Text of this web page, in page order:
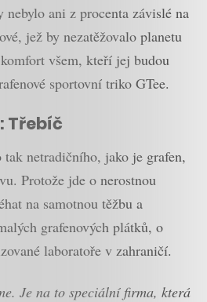
nebylo ani z procenta závislé na
jež by nezatěžovalo planetu
všem, kteří jej budou
sportovní triko GTee.
Třebíč
netradičního, jako je grafen,
Protože jde o nerostnou
na samotnou těžbu a
grafenových plátků, o
laboratoře v zahraničí.
Je na to speciální firma, která